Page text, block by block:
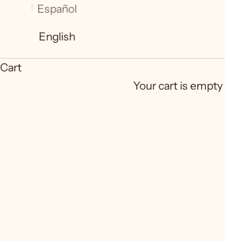
Español
English
Cart
Your cart is empty
Pieces for Daith